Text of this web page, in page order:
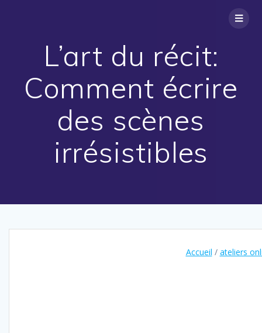
L’art du récit:
Comment écrire
des scènes
irrésistibles
Accueil / ateliers